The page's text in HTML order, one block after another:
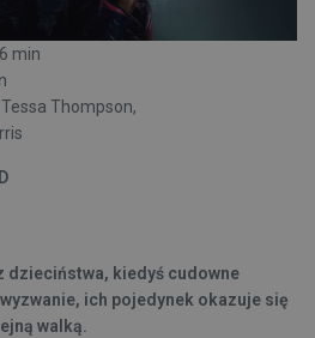
min
Thompson,
dzieciństwa, kiedyś cudowne
ich pojedynek okazuje się
walką.